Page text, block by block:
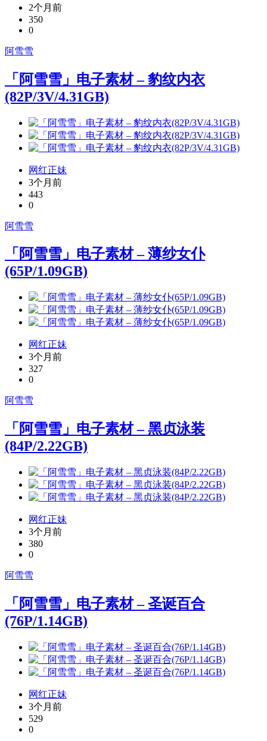
2个月前
350
0
阿雪雪
「阿雪雪」电子素材 – 豹纹内衣
(82P/3V/4.31GB)
网红正妹
3个月前
443
0
阿雪雪
「阿雪雪」电子素材 – 薄纱女仆
(65P/1.09GB)
网红正妹
3个月前
327
0
阿雪雪
「阿雪雪」电子素材 – 黑贞泳装
(84P/2.22GB)
网红正妹
3个月前
380
0
阿雪雪
「阿雪雪」电子素材 – 圣诞百合
(76P/1.14GB)
网红正妹
3个月前
529
0